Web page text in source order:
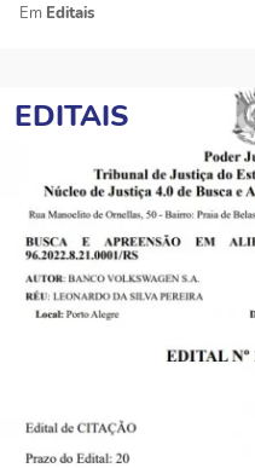
Editais
EDITAIS